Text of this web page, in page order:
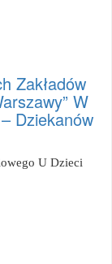
Zakładów
W
Dziekanów
U Dzieci